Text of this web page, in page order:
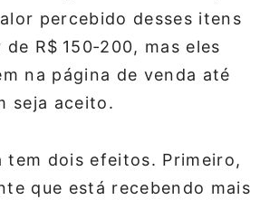
percebido desses itens
R$ 150‑200, mas eles
na página de venda até
seja aceito.
tem dois efeitos. Primeiro,
que está recebendo mais